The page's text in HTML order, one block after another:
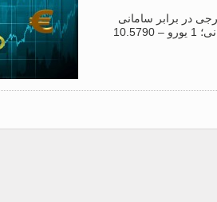
خارجی در برابر سامانی
(واحد پول ملی تاجیکستان) را به شرح زیر تعیین کرد: 1 دلار آمریکا – 9.2741 سامانی؛ 1 یورو – 10.5790